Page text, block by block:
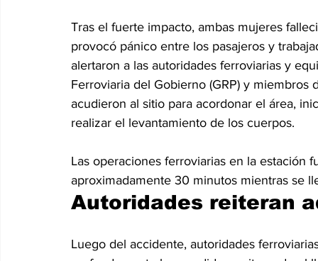
Tras el fuerte impacto, ambas mujeres
provocó pánico entre los pasajeros y
alertaron a las autoridades ferroviarias y
Ferroviaria del Gobierno (GRP) y
acudieron al sitio para acordonar el área,
realizar el levantamiento de los cuerpos.
Las operaciones ferroviarias en la estación
aproximadamente 30 minutos mientras se
Autoridades reiteran
Luego del accidente, autoridades